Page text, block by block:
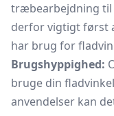
træbearbejdning til
derfor vigtigt først
har brug for
Brugshyppighed:
bruge din
anvendelser kan